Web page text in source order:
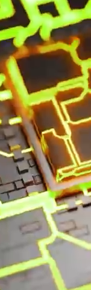
הפרעות קשב וריכוז